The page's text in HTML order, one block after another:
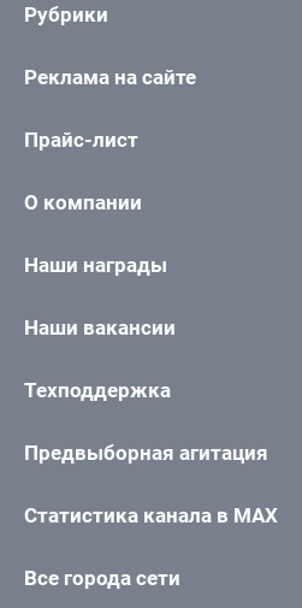
Рубрики
Реклама на сайте
Прайс-лист
О компании
Наши награды
Наши вакансии
Техподдержка
Предвыборная агитация
Статистика канала в MAX
Все города сети